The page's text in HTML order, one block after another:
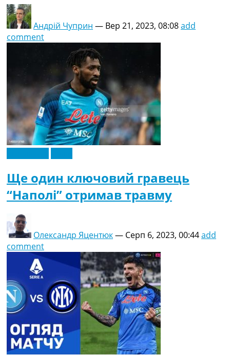
Андрій Чуприн — Вер 21, 2023, 08:08add
comment
Ще один ключовий гравець
“Наполі” отримав травму
Олександр Яцентюк— Серп 6, 2023, 00:44add
comment